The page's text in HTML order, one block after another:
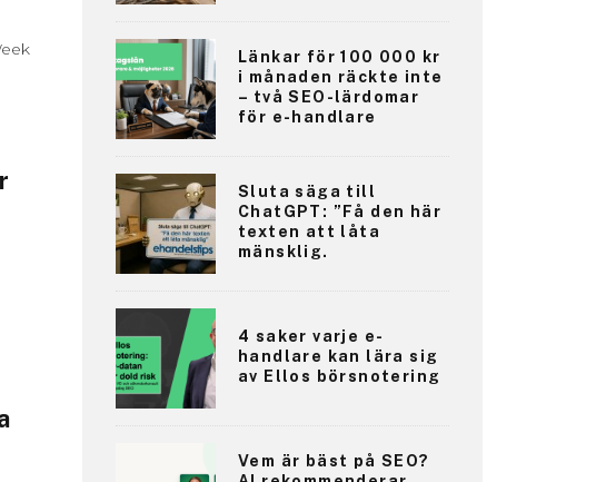
Länkar för 100 000 kr
i månaden räckte inte
– två SEO-lärdomar
för e-handlare
Sluta säga till
ChatGPT: ”Få den här
texten att låta
mänsklig.
4 saker varje e-
handlare kan lära sig
av Ellos börsnotering
Vem är bäst på SEO?